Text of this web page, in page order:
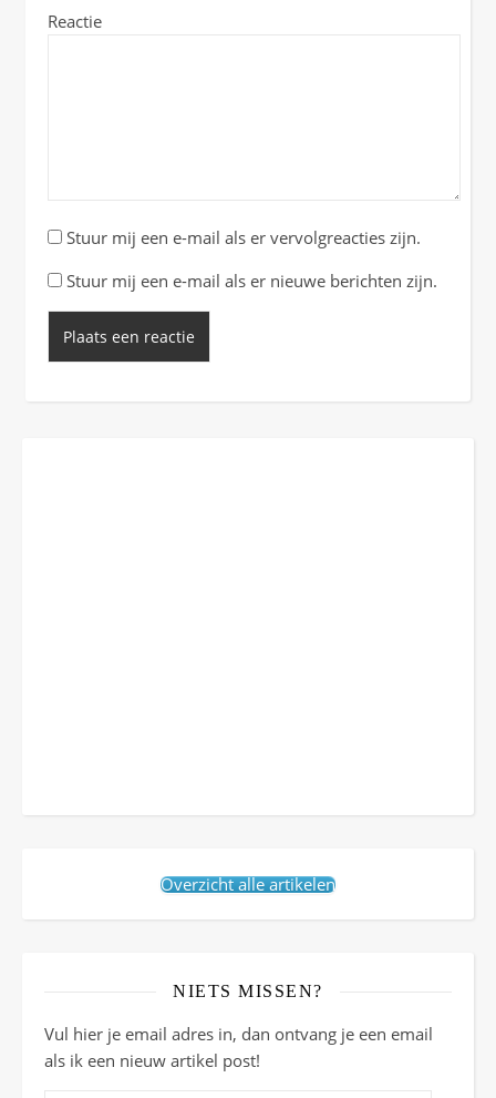
Reactie
Stuur mij een e-mail als er vervolgreacties zijn.
Stuur mij een e-mail als er nieuwe berichten zijn.
Overzicht alle artikelen
NIETS MISSEN?
Vul hier je email adres in, dan ontvang je een email
als ik een nieuw artikel post!